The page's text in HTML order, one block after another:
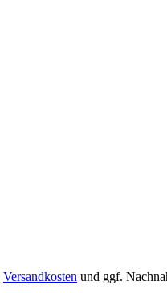
Versandkosten und ggf.